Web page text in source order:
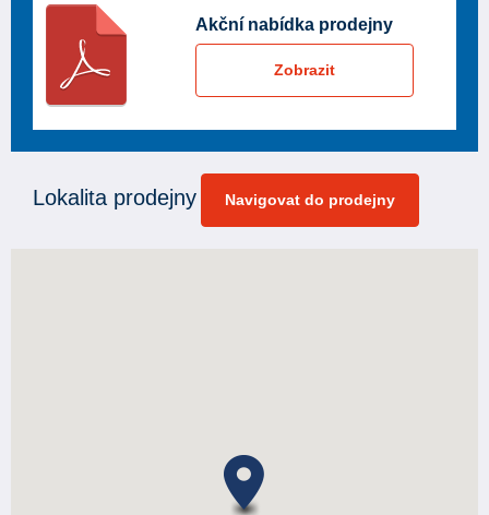
Akční nabídka prodejny
Zobrazit
Lokalita prodejny Navigovat do prodejny